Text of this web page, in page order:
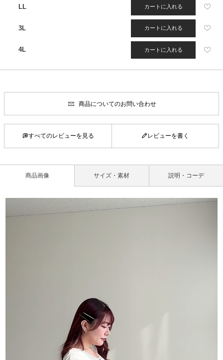
LL カートに入れる
3L カートに入れる
4L カートに入れる
商品についてのお問い合わせ
すべてのレビューを見る レビューを書く
商品画像 サイズ・素材 説明・コーデ